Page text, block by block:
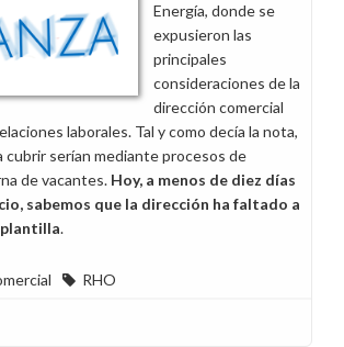
Energía, donde se
expusieron las
principales
consideraciones de la
dirección comercial
laborales. Tal y como decía la nota,
cubrir serían mediante procesos de
de vacantes. Hoy, a menos de diez días
sabemos que la dirección ha faltado a
plantilla.
RHO